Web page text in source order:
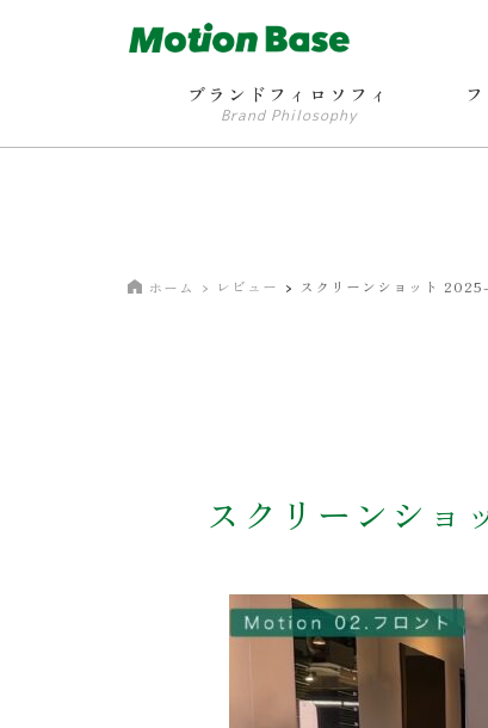
ブランドフィロソフィ
Brand Philosophy
ホーム レビュー スクリーンショット
スクリーンシ